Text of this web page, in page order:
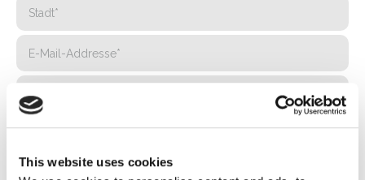
This website uses cookies